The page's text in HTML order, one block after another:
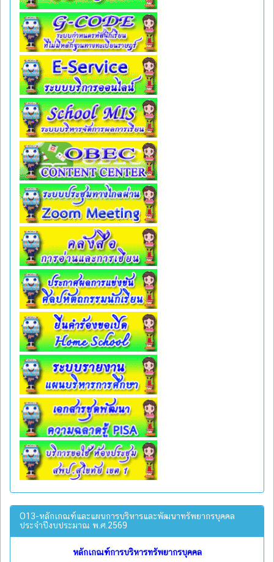
O13-หลักเกณฑ์และแผนการบริหารและพัฒนาทรัพยากรบุคคล
ประจำปีงบประมาณ พ.ศ.2569
หลักเกณฑ์การบริหารทรัพยากรบุคคล